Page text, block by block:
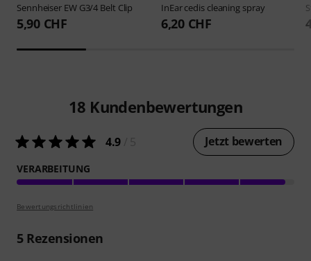
Sennheiser EW G3/4 Belt Clip
5,90 CHF
InEarcedis cleaning spray
6,20 CHF
18 Kundenbewertungen
4.9 Jetzt bewerten
VERARBEITUNG
Bewertungsrichtlinien
5Rezensionen